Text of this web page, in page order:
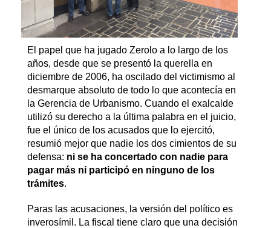
El papel que ha jugado Zerolo a lo largo de los
años, desde que se presentó la querella en
diciembre de 2006, ha oscilado del victimismo al
desmarque absoluto de todo lo que acontecía en
la Gerencia de Urbanismo. Cuando el exalcalde
utilizó su derecho a la última palabra en el juicio,
fue el único de los acusados que lo ejercitó,
resumió mejor que nadie los dos cimientos de su
defensa: ni se ha concertado con nadie para
pagar más ni participó en ninguno de los
trámites.
Paras las acusaciones, la versión del político es
inverosímil. La fiscal tiene claro que una decisión